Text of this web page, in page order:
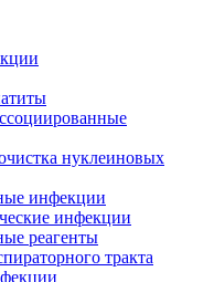
нуклеиновых
инфекции
инфекции
реагенты
тракта